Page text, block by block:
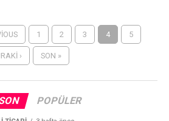
1 2 3 4 5
› SON »
POPÜLER